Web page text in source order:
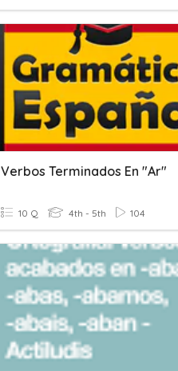
Verbos Terminados En "ar"
10 Q 4th - 5th 104